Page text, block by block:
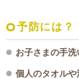
予防には？
お子さまの手洗
個人のタオルや